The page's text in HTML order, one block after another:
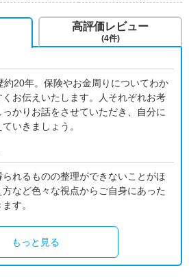
20年。保険やお金周りについてわか
お伝えいたします。人それぞれお考
かりお話をさせていただき、自分に
いきましょう。
れるものの整理ができないことがほ
など色々な視点からご自身にあった
す。
もっと見る
高評価レビュー
(4件)